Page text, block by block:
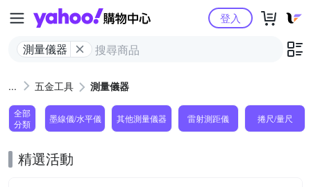
Yahoo購物中心
測量儀器
登入
五金工具 測量儀器
全部
分類
墨線儀/水平儀 其他測量儀器 雷射測距儀 捲尺/量尺
精選活動